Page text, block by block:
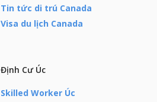
Tin tức di trú Canada
Visa du lịch Canada
Định Cư Úc
Skilled Worker Úc